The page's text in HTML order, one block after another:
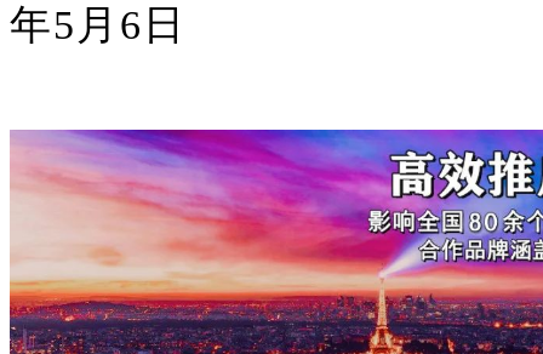
年5月6日